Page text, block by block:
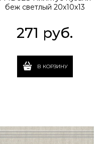
беж светлый 20x10x13
271 руб.
В КОРЗИНУ